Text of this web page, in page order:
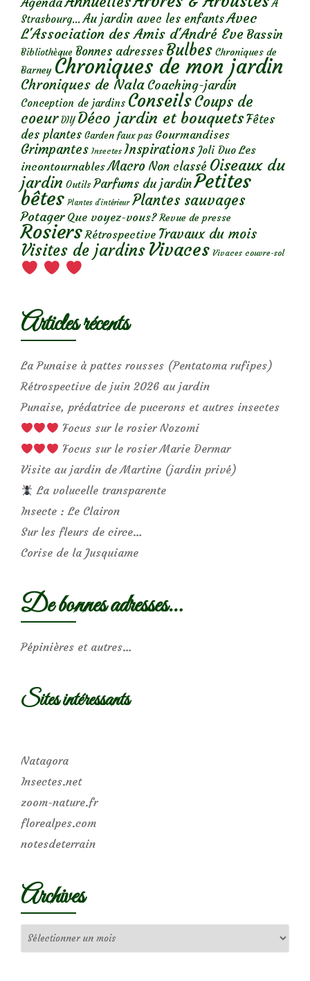
A
Strasbourg... Au jardin avec les enfantsAvec
L'Association des Amis d'André Eve Bassin
Bibliothèque Bonnes adresses Bulbes Chroniques de
Barney Chroniques de mon jardin
Chroniques de Nala Coaching-jardin
Conception de jardins ConseilsCoups de
coeur DIY Déco jardin et bouquetsFêtes
des plantes Garden faux pas Gourmandises
Grimpantes Insectes Inspirations Joli Duo Les
incontournables Macro Non classé Oiseaux du
jardin Outils Parfums du jardinPetites
bêtes Plantes d’intérieur Plantes sauvages
Potager Que voyez-vous? Revue de presse
Rosiers Rétrospective Travaux du mois
Visites de jardins Vivaces Vivaces couvre-sol
Articles récents
La Punaise à pattes rousses (Pentatoma rufipes)
Rétrospective de juin 2026 au jardin
Punaise, prédatrice de pucerons et autres insectes
Focus sur le rosier Nozomi
Focus sur le rosier Marie Dermar
Visite au jardin de Martine (jardin privé)
La volucelle transparente
Insecte : Le Clairon
Sur les fleurs de circe…
Corise de la Jusquiame
De bonnes adresses…
Pépinières et autres…
Sites intéressants
Natagora
Insectes.net
zoom-nature.fr
florealpes.com
notesdeterrain
Archives